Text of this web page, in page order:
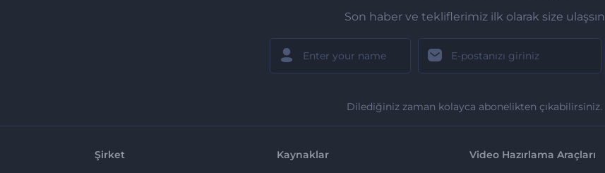
Son haber ve tekliflerimiz ilk olarak size ulaşsın
Dilediğiniz zaman kolayca abonelikten çıkabilirsiniz.
Şirket Kaynaklar Video Hazırlama Araçları